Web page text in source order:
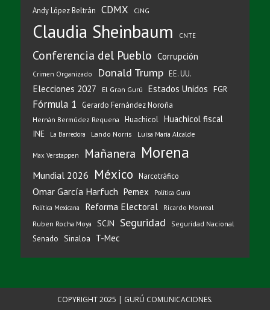
Andy López Beltrán CDMX CJNG
Claudia Sheinbaum CNTE
Conferencia del Pueblo Corrupción
Crimen Organizado Donald Trump EE. UU.
Elecciones 2027 El Gran Gurú Estados Unidos FGR
Fórmula 1 Gerardo Fernández Noroña
Hernán Bermúdez Requena Huachicol Huachicol fiscal
INE La Barredora Lando Norris Luisa María Alcalde
Max Verstappen Mañanera Morena
Mundial 2026 México Narcotráfico
Omar García Harfuch Pemex
Política Gurú
Política Mexicana
Reforma Electoral
Ricardo Monreal
Ruben Rocha Moya
SCJN Seguridad Seguridad Nacional
Senado Sinaloa T-Mec
COPYRIGHT 2025 | GURÚ COMUNICACIONES.